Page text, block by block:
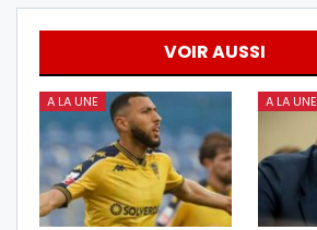
VOIR AUSSI
A LA UNE A LA UNE